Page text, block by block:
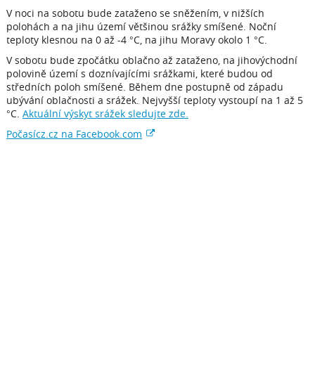
V noci na sobotu bude zataženo se sněžením, v nižších
polohách a na jihu území většinou srážky smíšené. Noční
teploty klesnou na 0 až -4 °C, na jihu Moravy okolo 1 °C.
V sobotu bude zpočátku oblačno až zataženo, na jihovýchodní
polovině území s doznívajícími srážkami, které budou od
středních poloh smíšené. Během dne postupně od západu
ubývání oblačnosti a srážek. Nejvyšší teploty vystoupí na 1 až 5
°C. Aktuální výskyt srážek sledujte zde.
Počasícz.cz na Facebook.com